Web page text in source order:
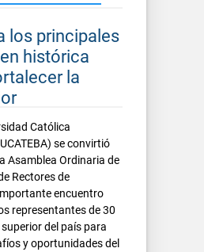
los principales
histórica
la
Católica
se convirtió
Asamblea Ordinaria de
Rectores de
encuentro
representantes de 30
del país para
y oportunidades del